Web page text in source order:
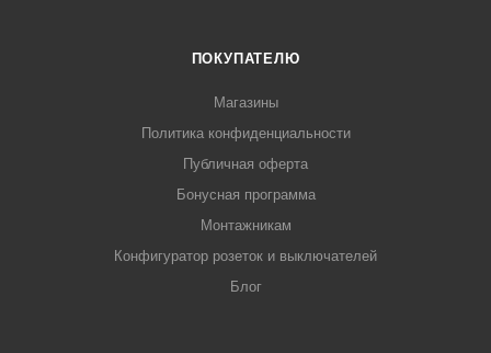
ПОКУПАТЕЛЮ
Магазины
Политика конфиденциальности
Публичная оферта
Бонусная программа
Монтажникам
Конфигуратор розеток и выключателей
Блог